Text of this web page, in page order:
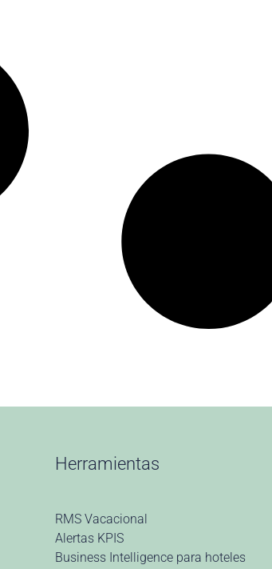
Herramientas
RMS Vacacional
Alertas KPIS
Business Intelligence para hoteles